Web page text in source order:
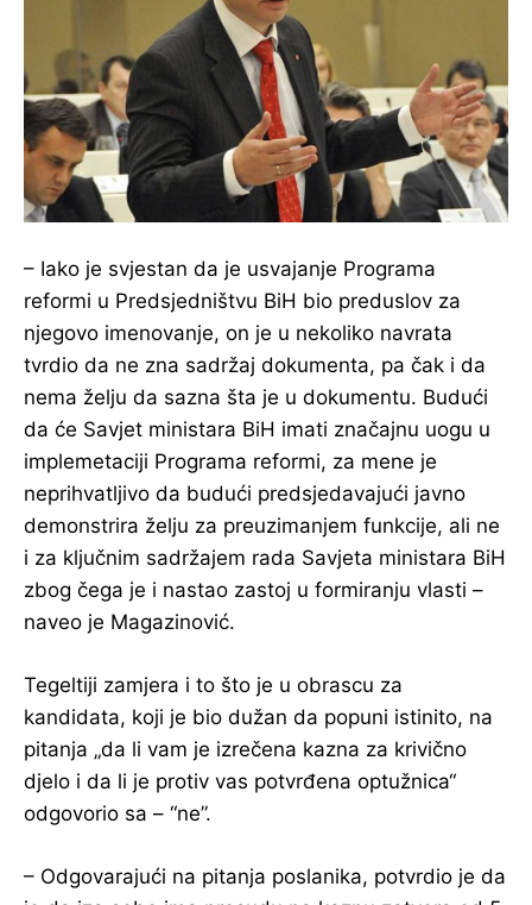
– Iako je svjestan da je usvajanje Programa
reformi u Predsjedništvu BiH bio preduslov za
njegovo imenovanje, on je u nekoliko navrata
tvrdio da ne zna sadržaj dokumenta, pa čak i da
nema želju da sazna šta je u dokumentu. Budući
da će Savjet ministara BiH imati značajnu uogu u
implemetaciji Programa reformi, za mene je
neprihvatljivo da budući predsjedavajući javno
demonstrira želju za preuzimanjem funkcije, ali ne
i za ključnim sadržajem rada Savjeta ministara BiH
zbog čega je i nastao zastoj u formiranju vlasti –
naveo je Magazinović.
Tegeltiji zamjera i to što je u obrascu za
kandidata, koji je bio dužan da popuni istinito, na
pitanja „da li vam je izrečena kazna za krivično
djelo i da li je protiv vas potvrđena optužnica“
odgovorio sa – “ne”.
– Odgovarajući na pitanja poslanika, potvrdio je da